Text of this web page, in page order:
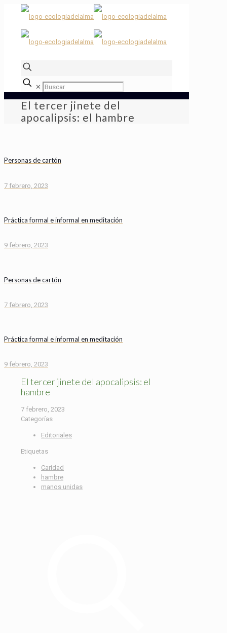
✕
El tercer jinete del
apocalipsis: el hambre
Personas de cartón
7 febrero, 2023
Práctica formal e informal en meditación
9 febrero, 2023
Personas de cartón
7 febrero, 2023
Práctica formal e informal en meditación
9 febrero, 2023
El tercer jinete del apocalipsis: el
hambre
7 febrero, 2023
Categorías
Editoriales
Etiquetas
Caridad
hambre
manos unidas